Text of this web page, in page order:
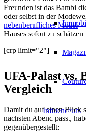
Influenceurs
Freunden ist das Bambi
oder selbst in der
nebenberufliches Model—
Hauses sofort zu schätzen
[crp limit="2"]
UFA-Palast vs.
Vergleich
Damit du auf einen Blick
nächsten Abend passt,
gegenübergestellt: